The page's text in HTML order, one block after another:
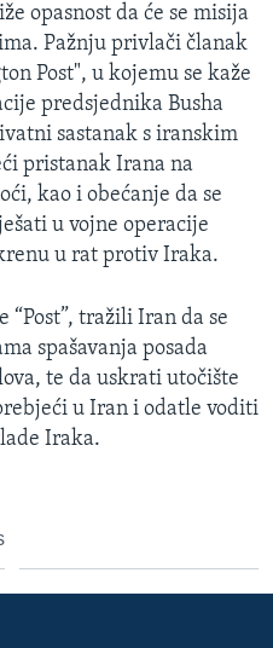
opasnost da će se misija
Pažnju privlači članak
Post", u kojemu se kaže
predsjednika Busha
sastanak s iranskim
pristanak Irana na
kao i obećanje da se
u vojne operacije
u rat protiv Iraka.
tražili Iran da se
spašavanja posada
te da uskrati utočište
u Iran i odatle voditi
Iraka.